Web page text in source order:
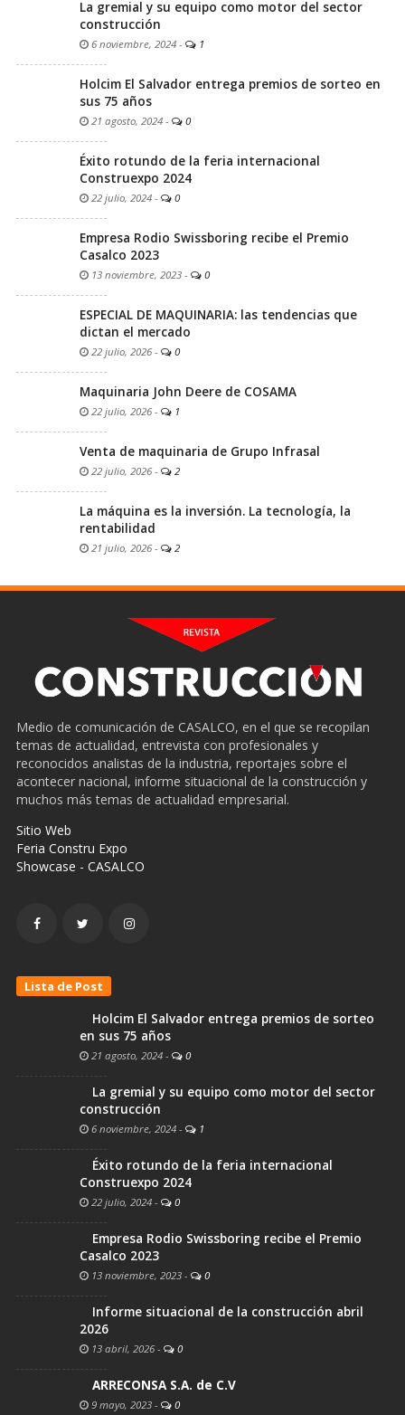
La gremial y su equipo como motor del sector
construcción
6 noviembre, 2024 - 1
Holcim El Salvador entrega premios de sorteo en
sus 75 años
21 agosto, 2024 - 0
Éxito rotundo de la feria internacional
Construexpo 2024
22 julio, 2024 - 0
Empresa Rodio Swissboring recibe el Premio
Casalco 2023
13 noviembre, 2023 - 0
ESPECIAL DE MAQUINARIA: las tendencias que
dictan el mercado
22 julio, 2026 - 0
Maquinaria John Deere de COSAMA
22 julio, 2026 - 1
Venta de maquinaria de Grupo Infrasal
22 julio, 2026 - 2
La máquina es la inversión. La tecnología, la
rentabilidad
21 julio, 2026 - 2
Medio de comunicación de CASALCO, en el que se recopilan
temas de actualidad, entrevista con profesionales y
reconocidos analistas de la industria, reportajes sobre el
acontecer nacional, informe situacional de la construcción y
muchos más temas de actualidad empresarial.
Sitio Web
Feria Constru Expo
Showcase - CASALCO
Lista de Post
Holcim El Salvador entrega premios de sorteo
en sus 75 años
21 agosto, 2024 - 0
La gremial y su equipo como motor del sector
construcción
6 noviembre, 2024 - 1
Éxito rotundo de la feria internacional
Construexpo 2024
22 julio, 2024 - 0
Empresa Rodio Swissboring recibe el Premio
Casalco 2023
13 noviembre, 2023 - 0
Informe situacional de la construcción abril
2026
13 abril, 2026 - 0
ARRECONSA S.A. de C.V
9 mayo, 2023 - 0